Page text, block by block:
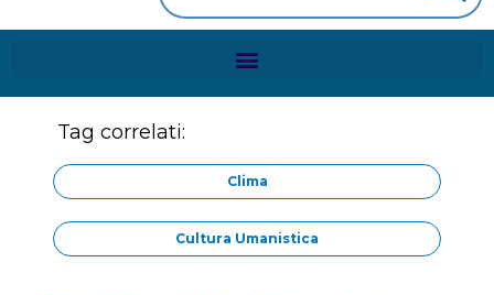
Tag correlati:
Clima
Cultura Umanistica